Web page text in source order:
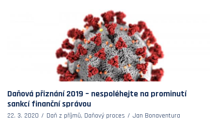
Daňová přiznání 2019 – nespoléhejte na prominutí
sankcí finanční správou
22. 3. 2020 Daň z příjmů, Daňový proces Jan Bonaventura